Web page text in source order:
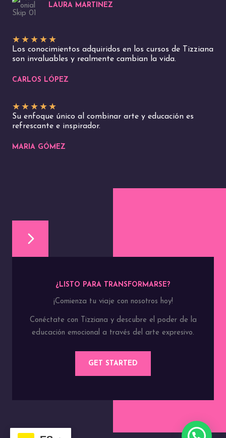
LAURA MARTINEZ
★ ★ ★ ★ ★
Los conocimientos adquiridos en los cursos de Tizziana
son invaluables y realmente cambian la vida.
CARLOS LÓPEZ
★ ★ ★ ★ ★
Su enfoque único al combinar arte y educación es
refrescante e inspirador.
MARIA GÓMEZ
¿LISTO PARA TRANSFORMARSE?
¡Comienza tu viaje con nosotros hoy!
Conéctate con Tizziana y descubre el poder de la
educación emocional a través del arte expresivo.
GET STARTED